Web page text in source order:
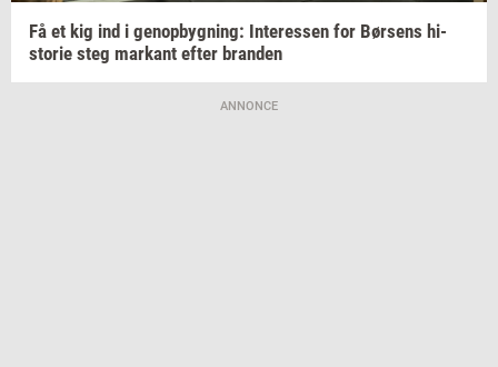
Få et kig ind i genop­byg­ning: In­ter­es­sen for Bør­sens hi­
sto­rie steg mar­kant efter bran­den
ANNONCE